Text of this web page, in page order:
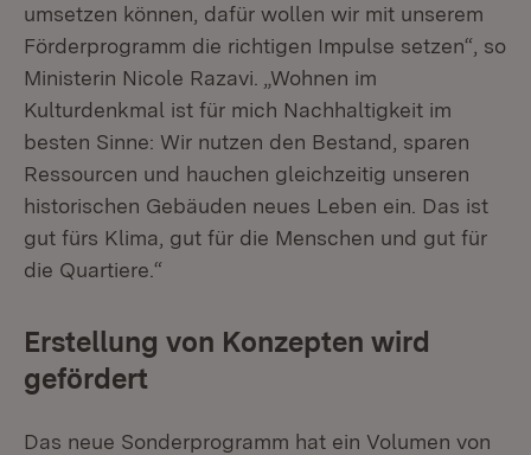
umsetzen können, dafür wollen wir mit unserem
Förderprogramm die richtigen Impulse setzen“, so
Ministerin Nicole Razavi. „Wohnen im
Kulturdenkmal ist für mich Nachhaltigkeit im
besten Sinne: Wir nutzen den Bestand, sparen
Ressourcen und hauchen gleichzeitig unseren
historischen Gebäuden neues Leben ein. Das ist
gut fürs Klima, gut für die Menschen und gut für
die Quartiere.“
Erstellung von Konzepten wird
gefördert
Das neue Sonderprogramm hat ein Volumen von